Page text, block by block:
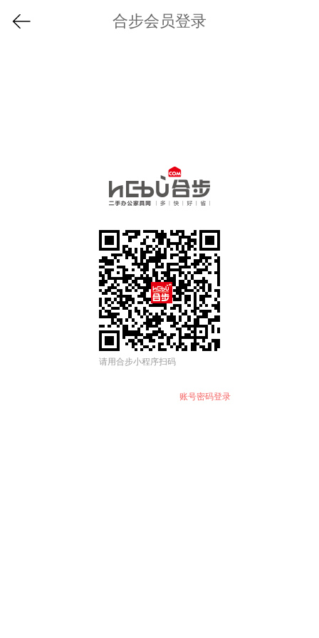
合步会员登录
请用合步小程序扫码
账号密码登录